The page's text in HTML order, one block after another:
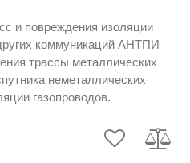
и повреждения изоляции
коммуникаций АНТПИ
трассы металлических
неметаллических
газопроводов.